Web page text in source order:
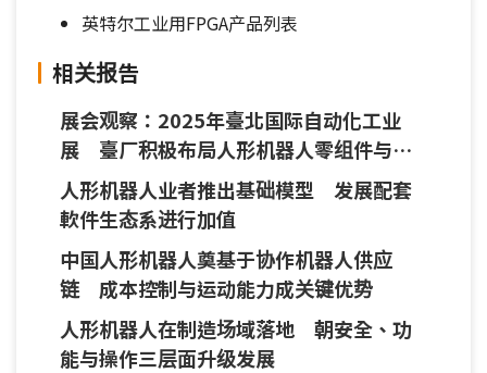
英特尔工业用FPGA产品列表
相关报告
展会观察：2025年臺北国际自动化工业
展 臺厂积极布局人形机器人零组件与应
用
人形机器人业者推出基础模型 发展配套
軟件生态系进行加值
中国人形机器人奠基于协作机器人供应
链 成本控制与运动能力成关键优势
人形机器人在制造场域落地 朝安全、功
能与操作三层面升级发展